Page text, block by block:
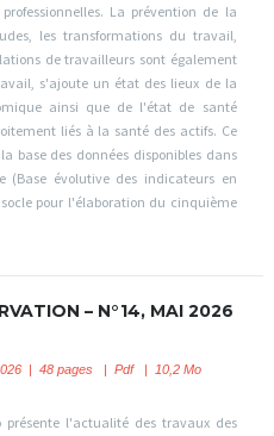
La prévention de la
les transformations du travail,
de travailleurs sont également
s'ajoute un état des lieux de la
ainsi que de l'état de santé
liés à la santé des actifs. Ce
base des données disponibles dans
(Base évolutive des indicateurs en
pour l'élaboration du cinquième
– N°14, MAI 2026
| 48 pages | Pdf | 10,2 Mo
l'actualité des travaux des